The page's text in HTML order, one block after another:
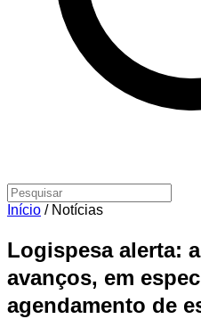
Início / Notícias
Logispesa alerta:
avanços, em
agendamento de